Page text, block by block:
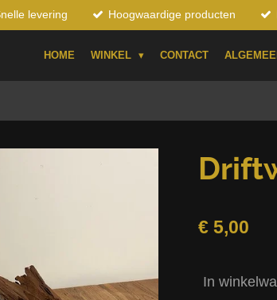
levering Hoogwaardige producten
HOME WINKEL CONTACT
€ 5,00
In